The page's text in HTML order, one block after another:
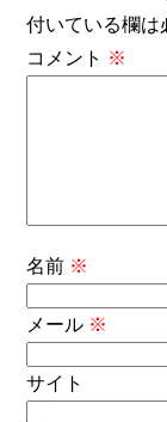
付いている欄は
コメント ※
名前 ※
メール ※
サイト